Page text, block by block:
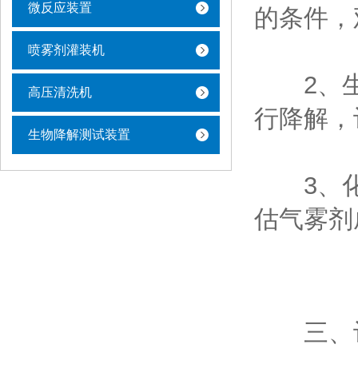
微反应装置
喷雾剂灌装机
高压清洗机
生物降解测试装置
的条件
2、‌生
行降解
3、‌化
估气雾
三、‌